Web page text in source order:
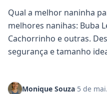
Qual a melhor naninha
melhores nanihas: Buba
Cachorrinho e outras.
segurança e tamanho
Monique Souza·5 de